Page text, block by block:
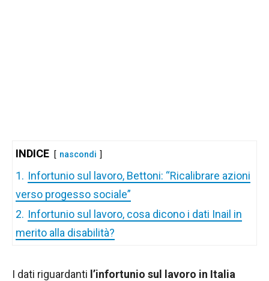
INDICE nascondi
1. Infortunio sul lavoro, Bettoni: “Ricalibrare azioni
verso progesso sociale”
2. Infortunio sul lavoro, cosa dicono i dati Inail in
merito alla disabilità?
I dati riguardanti l’infortunio sul lavoro in Italia